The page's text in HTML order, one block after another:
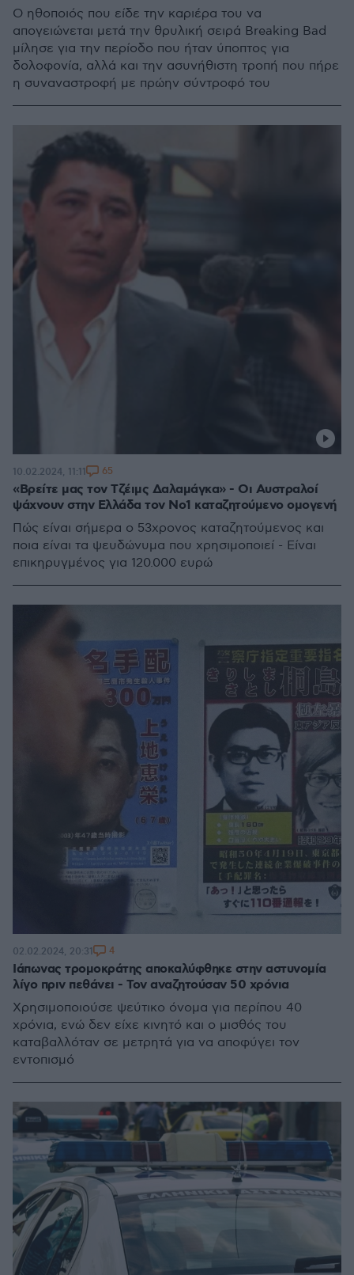
Ο ηθοποιός που είδε την καριέρα του να
απογειώνεται μετά την θρυλική σειρά Breaking Bad
μίλησε για την περίοδο που ήταν ύποπτος για
δολοφονία, αλλά και την ασυνήθιστη τροπή που πήρε
η συναναστροφή με πρώην σύντροφό του
«Βρείτε μας τον Τζέιμς Δαλαμάγκα» - Οι Αυστραλοί
ψάχνουν στην Ελλάδα τον Νο1 καταζητούμενο ομογενή
Πώς είναι σήμερα ο 53χρονος καταζητούμενος και
ποια είναι τα ψευδώνυμα που χρησιμοποιεί - Είναι
επικηρυγμένος για 120.000 ευρώ
10.02.2024, 11:11 65
Ιάπωνας τρομοκράτης αποκαλύφθηκε στην αστυνομία
λίγο πριν πεθάνει - Τον αναζητούσαν 50 χρόνια
Χρησιμοποιούσε ψεύτικο όνομα για περίπου 40
χρόνια, ενώ δεν είχε κινητό και ο μισθός του
καταβαλλόταν σε μετρητά για να αποφύγει τον
εντοπισμό
02.02.2024, 20:31 4